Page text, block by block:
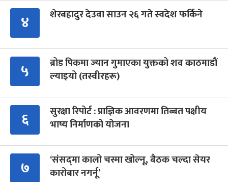
४ शेरबहादुर देउवा साउन २६ गते स्वदेश फर्किने
५
ब्रोड पिकमा ज्यान गुमाएका युक्तको शव काठमाडौं
ल्याइयो (तस्वीरहरू)
६
सुरक्षा रिपोर्ट : प्राज्ञिक आवरणमा तिब्बत पक्षीय
भाष्य निर्माणको योजना
७
‘संसद्‍मा कालो चस्मा खोल्नू, बैठक चल्दा सेयर
कारोबार नगर्नू’